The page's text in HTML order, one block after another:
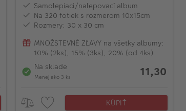
Samolepiaci/nalepovací album
Na 320 fotiek s rozmerom 10x15cm
Rozmery: 30 x 30 cm
MNOŽSTEVNÉ ZĽAVY na všetky albumy:
10% (2ks), 15% (3ks), 20% (od 4ks)
Na sklade
Menej ako 3 ks 11,30
KÚPIŤ